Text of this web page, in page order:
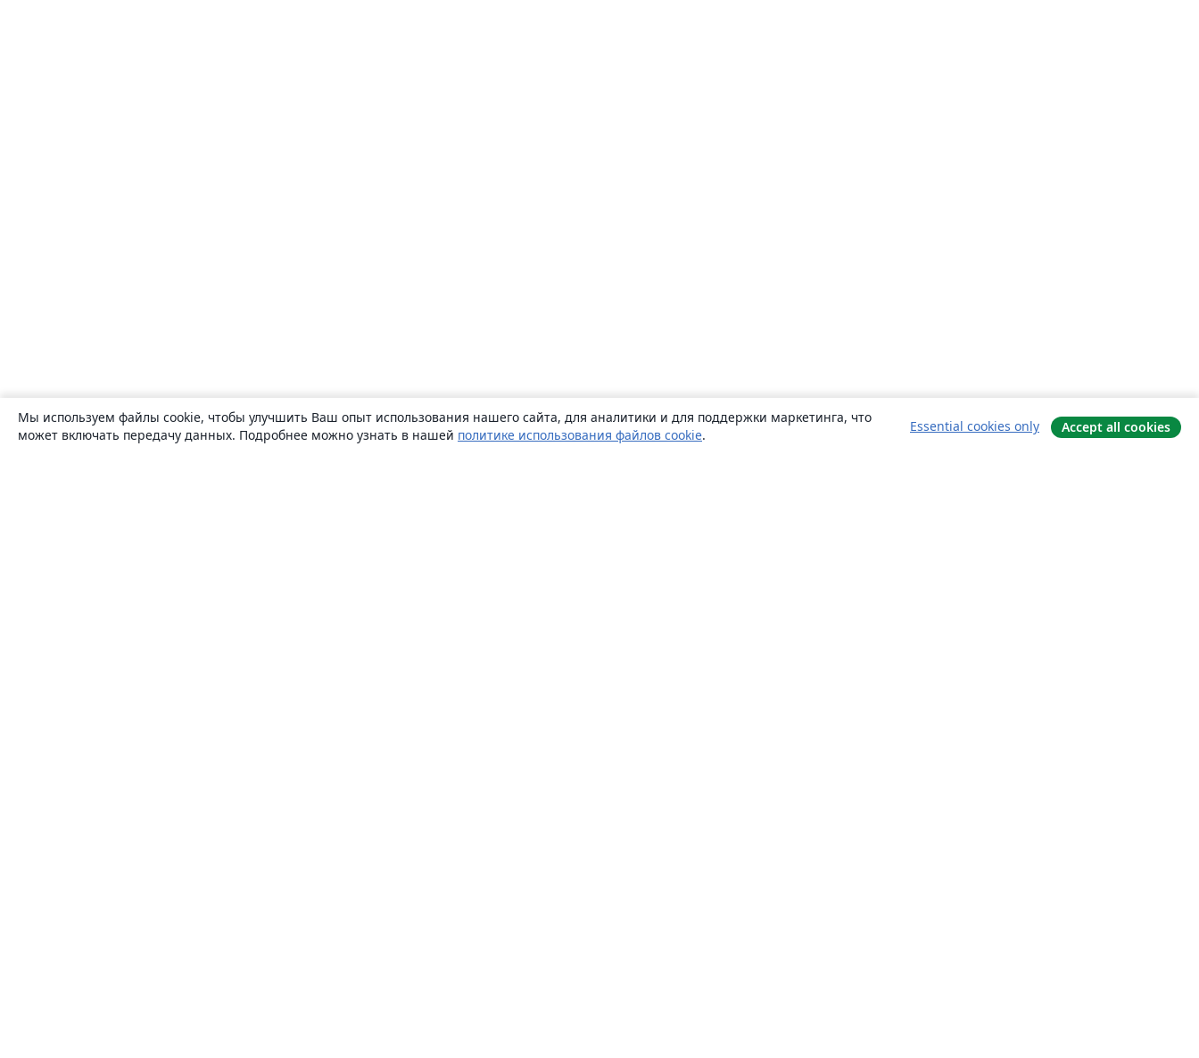
Мы используем файлы cookie, чтобы улучшить Ваш опыт использования нашего сайта, для аналитики и для поддержки маркетинга, что
может включать передачу данных. Подробнее можно узнать в нашей политике использования файлов cookie.
Essential cookies only Accept all cookies